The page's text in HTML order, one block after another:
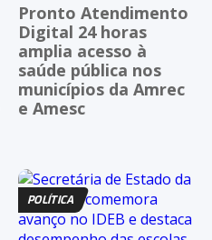
Pronto Atendimento
Digital 24 horas
amplia acesso à
saúde pública nos
municípios da Amrec
e Amesc
POLÍTICA